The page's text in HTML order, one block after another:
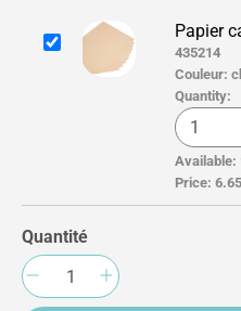
Quantité
Quantité de produit
Papier
435214
Couleur:
Quantity:
Available:
Price: